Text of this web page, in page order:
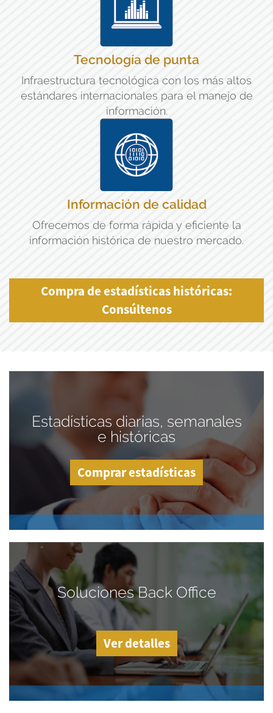
Tecnología de punta
Infraestructura tecnológica con los más altos
estándares internacionales para el manejo de
información.
Información de calidad
Ofrecemos de forma rápida y eficiente la
información histórica de nuestro mercado.
Compra de estadísticas históricas:
Consúltenos
Estadísticas diarias, semanales
e históricas
Comprar estadísticas
Soluciones Back Office
Ver detalles